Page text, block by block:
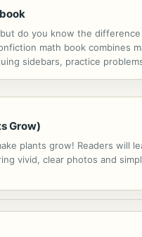
do you know the
math book combines
sidebars, practice
Grow)
plants grow! Readers will
vivid, clear photos and